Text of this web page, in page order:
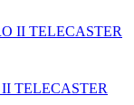
II TELECASTER